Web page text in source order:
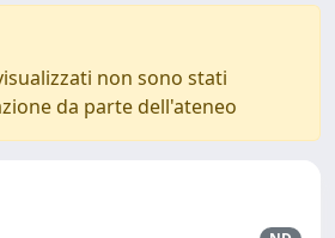
non sono stati
da parte dell'ateneo